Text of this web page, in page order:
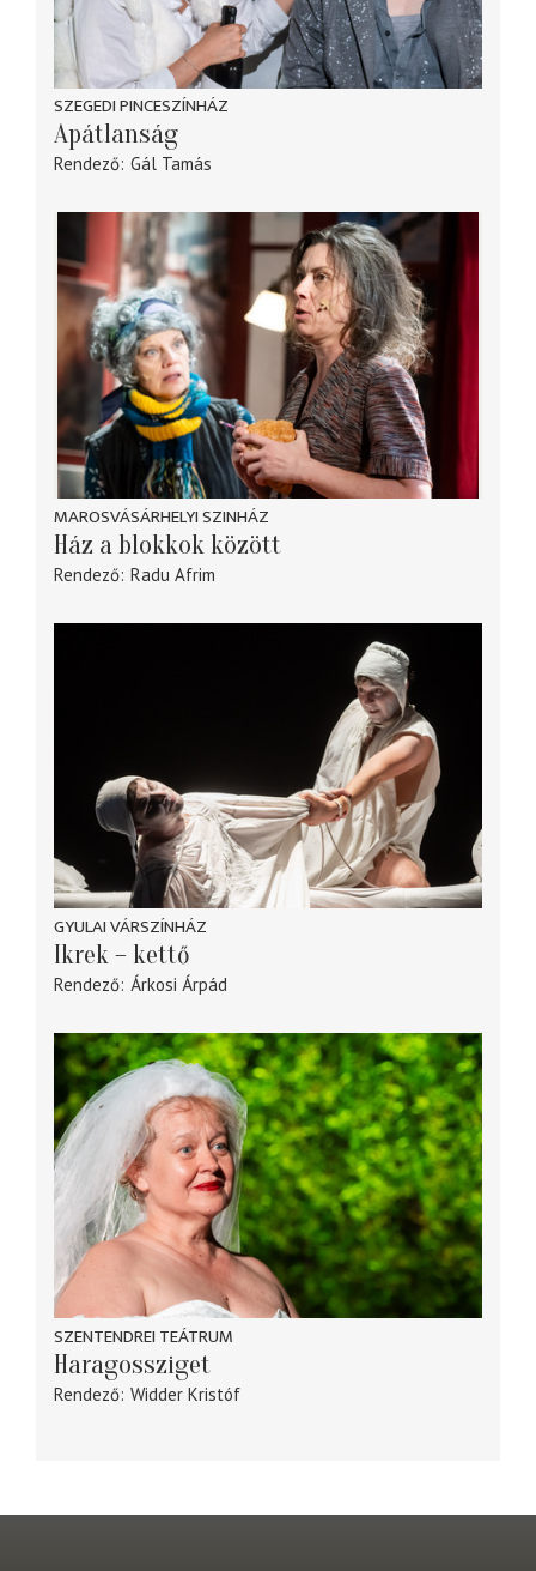
SZEGEDI PINCESZÍNHÁZ
Apátlanság
Rendező Gál Tamás
MAROSVÁSÁRHELYI SZINHÁZ
Ház a blokkok között
Rendező Radu Afrim
GYULAI VÁRSZÍNHÁZ
Ikrek – kettő
Rendező Árkosi Árpád
SZENTENDREI TEÁTRUM
Haragossziget
Rendező Widder Kristóf